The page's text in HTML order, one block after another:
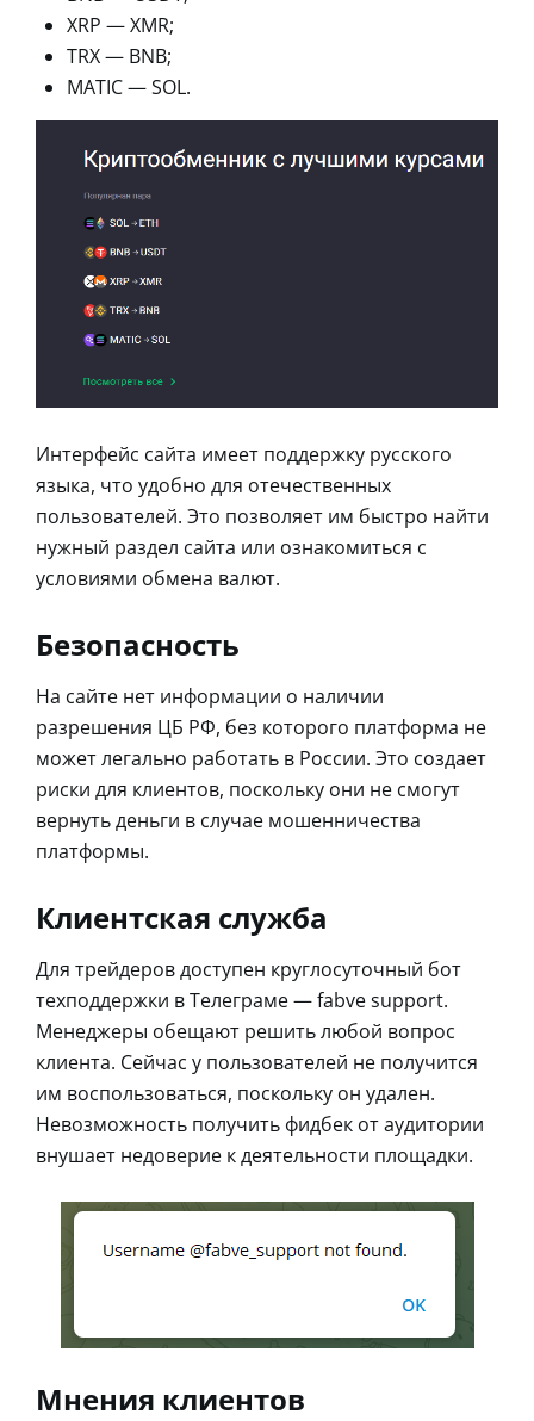
XRP — XMR;
TRX — BNB;
MATIC — SOL.
Интерфейс сайта имеет поддержку русского
языка, что удобно для отечественных
пользователей. Это позволяет им быстро найти
нужный раздел сайта или ознакомиться с
условиями обмена валют.
Безопасность
На сайте нет информации о наличии
разрешения ЦБ РФ, без которого платформа не
может легально работать в России. Это создает
риски для клиентов, поскольку они не смогут
вернуть деньги в случае мошенничества
платформы.
Клиентская служба
Для трейдеров доступен круглосуточный бот
техподдержки в Телеграме — fabve support.
Менеджеры обещают решить любой вопрос
клиента. Сейчас у пользователей не получится
им воспользоваться, поскольку он удален.
Невозможность получить фидбек от аудитории
внушает недоверие к деятельности площадки.
Мнения клиентов